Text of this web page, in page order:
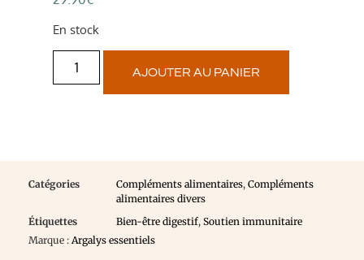
En stock
AJOUTER AU PANIER
Catégories Compléments alimentaires, Compléments
alimentaires divers
Étiquettes
Bien-être digestif, Soutien immunitaire
Marque : Argalys essentiels